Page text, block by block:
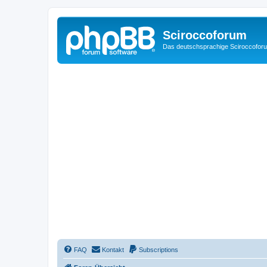
Sciroccoforum
Das deutschsprachige
FAQ Kontakt Subscriptions